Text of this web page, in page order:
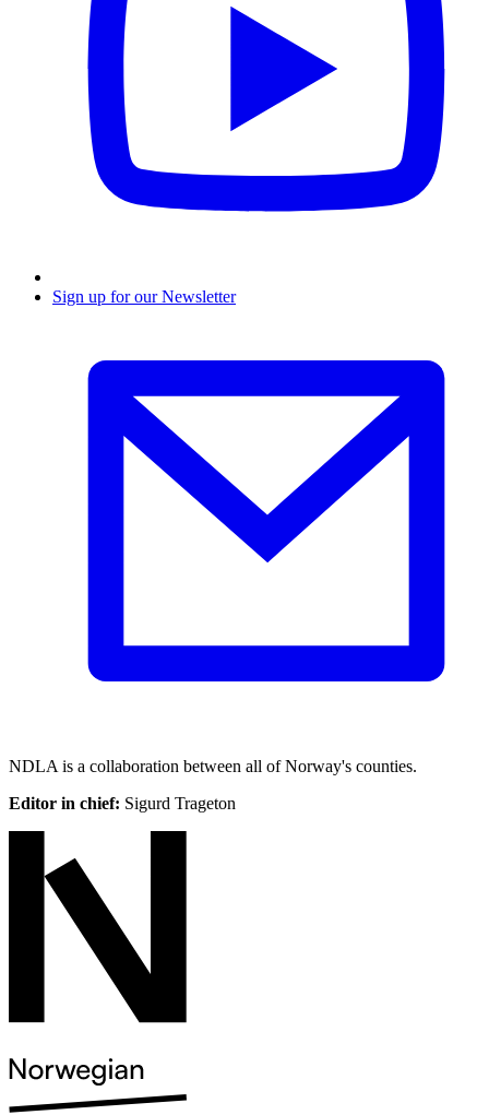
Sign up for our Newsletter
NDLA is a collaboration between all of Norway's counties.
Editor in chief: Sigurd Trageton